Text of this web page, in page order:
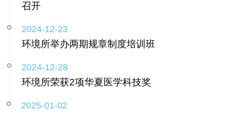
召开
2024-12-23
环境所举办两期规章制度培训班
2024-12-28
环境所荣获2项华夏医学科技奖
2025-01-02